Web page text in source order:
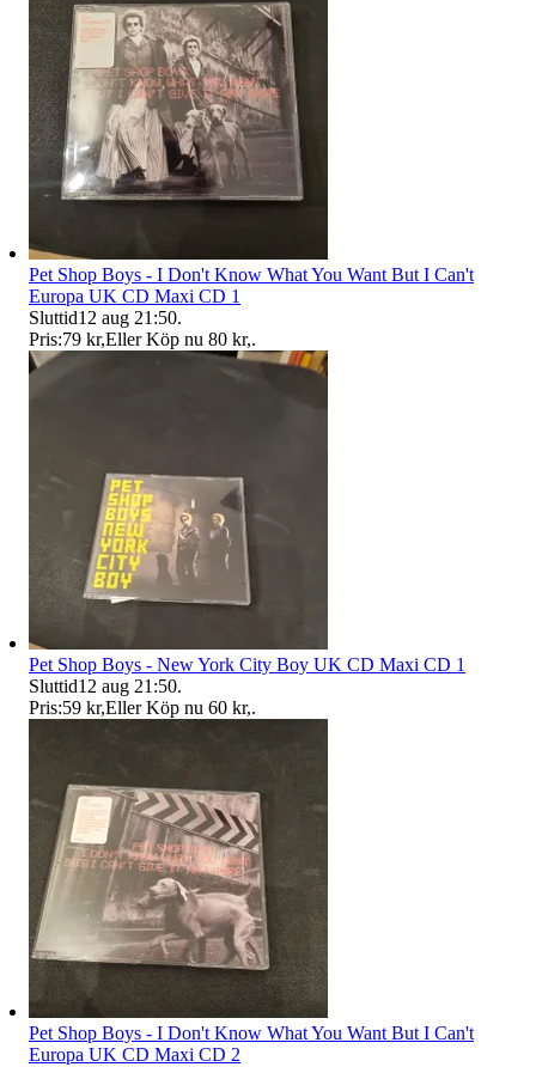
Pet Shop Boys - I Don't Know What You Want But I Can't
Europa UK CD Maxi CD 1
Sluttid12 aug 21:50.
Pris:79 kr,Eller Köp nu 80 kr,.
Pet Shop Boys - New York City Boy UK CD Maxi CD 1
Sluttid12 aug 21:50.
Pris:59 kr,Eller Köp nu 60 kr,.
Pet Shop Boys - I Don't Know What You Want But I Can't
Europa UK CD Maxi CD 2